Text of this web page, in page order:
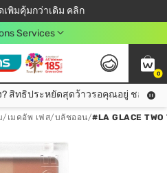
เพิ่มคุ้มกว่าเดิม คลิก
แรก ลดเพิ่มจุก ๆ 10%! 🎉
! เมื่อชอป 499฿
ตสัน คลับดียังไง?
Services
0
มีบัตรสมาชิกวัตสัน คลับรึยัง? สิทธิประหยัดสุดว้าวรอคุณอยู่ ชอปคุ้มกว่าเดิม คลิก!
สิทธิประหยัดสุดว้าวรอคุณอยู่ ชอปคุ้มก
/ เมคอัพ เฟส/บลัชออน/#LA GLACE